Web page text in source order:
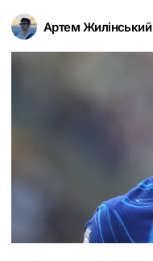
Артем Жилінський